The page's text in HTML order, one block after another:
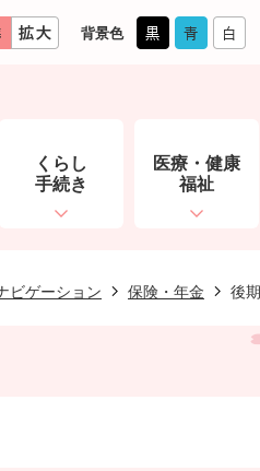
背景色
くらし
手続き
医療・健康
福祉
ビゲーション 保険・年金 後